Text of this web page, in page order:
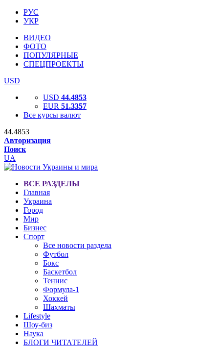
РУС
УКР
ВИДЕО
ФОТО
ПОПУЛЯРНЫЕ
СПЕЦПРОЕКТЫ
USD
USD 44.4853
EUR 51.3357
Все курсы валют
44.4853
Авторизация
Поиск
UA
ВСЕ РАЗДЕЛЫ
Главная
Украина
Город
Мир
Бизнес
Спорт
Все новости раздела
Футбол
Бокс
Баскетбол
Теннис
Формула-1
Хоккей
Шахматы
Lifestyle
Шоу-биз
Наука
БЛОГИ ЧИТАТЕЛЕЙ